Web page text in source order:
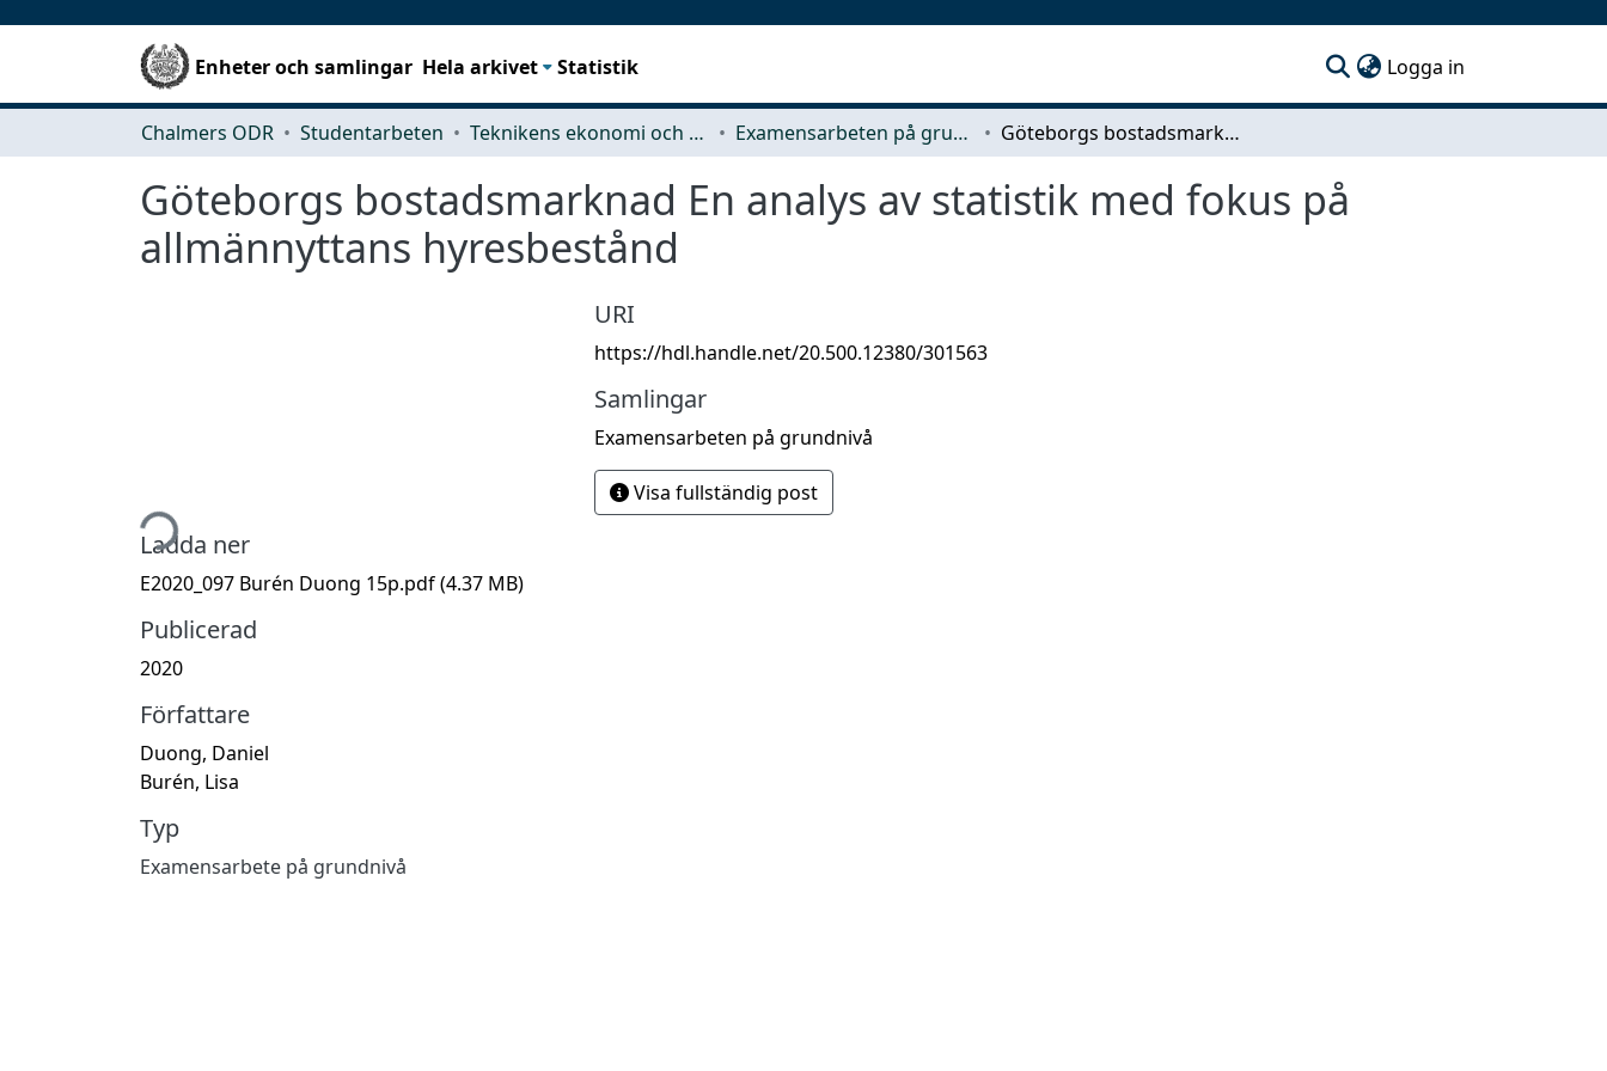
Enheter och samlingar Hela arkivet Statistik Logga in
Chalmers ODR Studentarbeten Teknikens ekonomi och organisation Examensarbeten på grundnivå Göteborgs bostadsmarknad En analys av statistik med fokus på allmännyttans hyresbestånd
Göteborgs bostadsmarknad En analys av statistik med fokus på
allmännyttans hyresbestånd
Hämtar...
Ladda ner
E2020_097 Burén Duong 15p.pdf(4.37 MB)
Publicerad
2020
Författare
Duong, Daniel
Burén, Lisa
Typ
Examensarbete på grundnivå
URI
https://hdl.handle.net/20.500.12380/301563
Samlingar
Examensarbeten på grundnivå
Visa fullständig post